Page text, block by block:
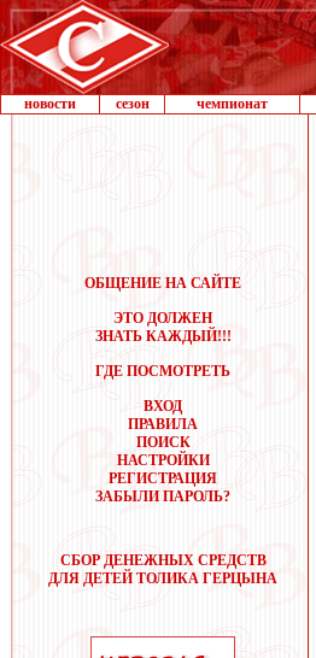
новости сезон чемпионат
ОБЩЕНИЕ НА САЙТЕ
ЭТО ДОЛЖЕН
ЗНАТЬ КАЖДЫЙ!!!
ГДЕ ПОСМОТРЕТЬ
ВХОД
ПРАВИЛА
ПОИСК
НАСТРОЙКИ
РЕГИСТРАЦИЯ
ЗАБЫЛИ ПАРОЛЬ?
СБОР ДЕНЕЖНЫХ СРЕДСТВ
ДЛЯ ДЕТЕЙ ТОЛИКА ГЕРЦЫНА